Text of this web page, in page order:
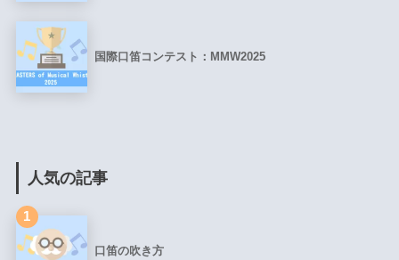
国際口笛コンテスト：MMW2025
人気の記事
1
口笛の吹き方